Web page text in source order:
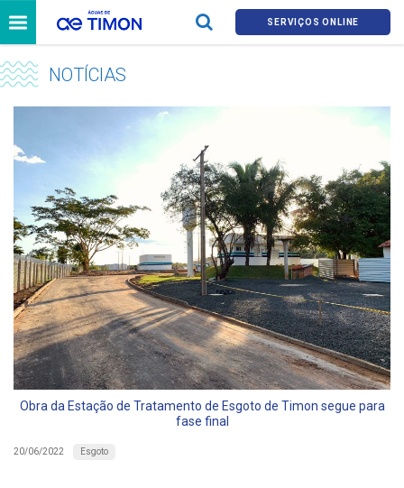
SERVIÇOS ONLINE
NOTÍCIAS
Obra da Estação de Tratamento de Esgoto de Timon segue para
fase final
20/06/2022 Esgoto